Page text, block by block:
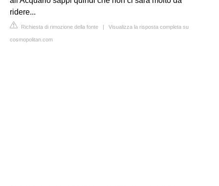
ridere...
Richiesta di rimozione della fonte | Visualizza la risposta completa su
cosmopolitan.com